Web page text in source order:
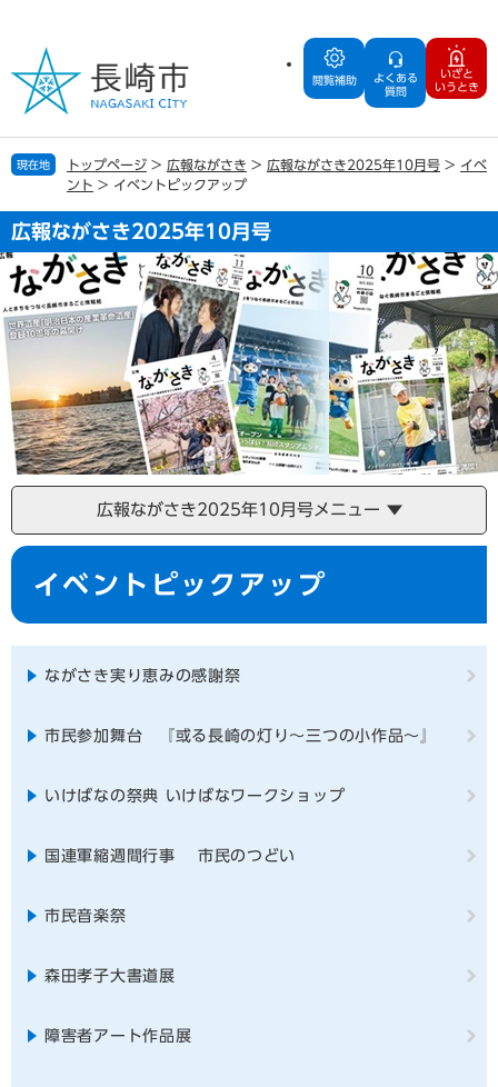
の
で
す
ー
ば
し
本
文
閲覧補助
よくある
質問
いざと
いうとき
現在地 トップページ > 広報ながさき > 広報ながさき2025年10月号 > イベ
ント > イベントピックアップ
広報ながさき2025年10月号
広報ながさき2025年10月号メニュー
本
イベントピックアップ
ながさき実り恵みの感謝祭
市民参加舞台 『或る長崎の灯り～三つの小作品～』
いけばなの祭典 いけばなワークショップ
国連軍縮週間行事 市民のつどい
市民音楽祭
森田孝子大書道展
障害者アート作品展